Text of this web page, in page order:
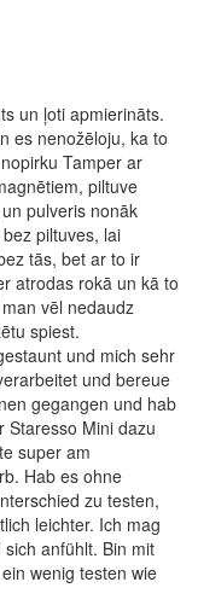
un ļoti apmierināts.
es nenožēloju, ka to
Tamper ar
piltuve
pulveris nonāk
piltuves, lai
tās, bet ar to ir
atrodas rokā un kā to
vēl nedaudz
spiest.
und mich sehr
und bereue
gegangen und hab
Staresso Mini dazu
super am
Hab es ohne
zu testen,
leichter. Ich mag
anfühlt. Bin mit
wenig testen wie